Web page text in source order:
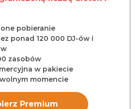
pobieranie
ponad 120 000 DJ-ów i
zasobów
w pakiecie
momencie
Premium